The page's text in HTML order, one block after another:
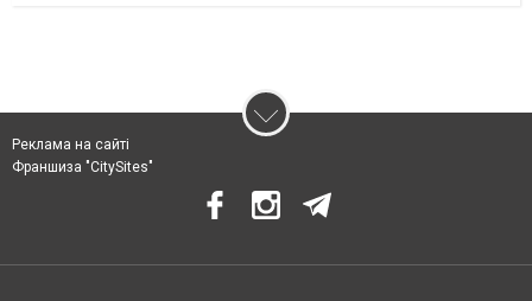
Реклама на сайті
Франшиза "CitySites"